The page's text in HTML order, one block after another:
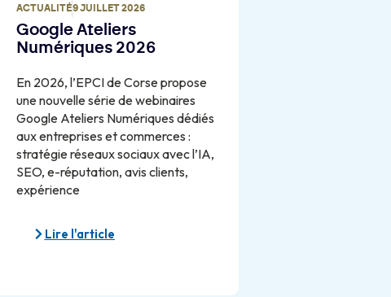
ACTUALITÉ9 JUILLET 2026
Google Ateliers
Numériques 2026
En 2026, l’EPCI de Corse propose
une nouvelle série de webinaires
Google Ateliers Numériques dédiés
aux entreprises et commerces :
stratégie réseaux sociaux avec l’IA,
SEO, e-réputation, avis clients,
expérience
Lire l'article